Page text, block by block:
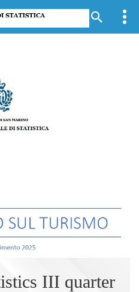
III quarter